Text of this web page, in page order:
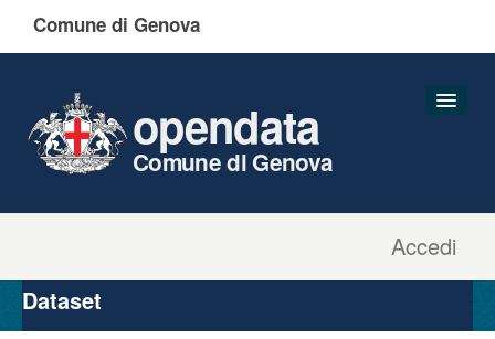
Comune di Genova
Accedi
opendata
Comune di Genova
Organizzazioni
Gruppi
Dataset